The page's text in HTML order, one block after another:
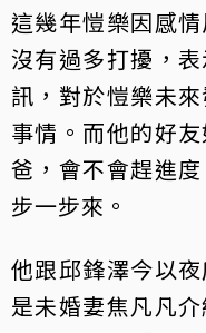
這幾年愷樂因感
沒有過多打擾，
訊，對於愷樂未
事情。而他的好
爸，會不會趕進
步一步來。
他跟邱鋒澤今以
是未婚妻焦凡凡